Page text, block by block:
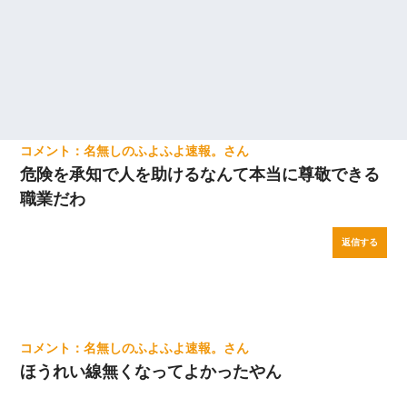
名無しのふよふよ速報。
危険を承知で人を助けるなんて本当に尊敬できる
職業だわ
返信する
名無しのふよふよ速報。
ほうれい線無くなってよかったやん